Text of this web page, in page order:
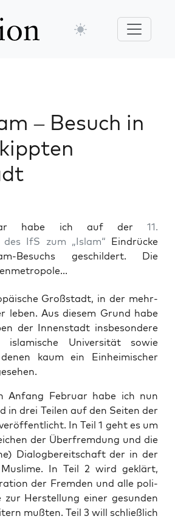
– Besuch in
habe ich auf der 11.
IfS zum „Islam“ Eindrücke
Besuchs geschildert. Die
Groß­stadt, in der mehr­
leben. Aus die­sem Grund habe
der Innen­stadt ins­be­son­de­re
isla­mi­sche Uni­ver­si­tät sowie
kaum ein Ein­hei­mi­scher
Anfang Febru­ar habe ich nun
in drei Tei­len auf den Sei­ten der
In Teil 1 geht es um
der Über­frem­dung und die
Dia­log­be­reit­schaft der in der
In Teil 2 wird geklärt,
der Frem­den und alle poli­
zur Her­stel­lung einer gesun­den
muß­ten. Teil 3 will schließ­lich